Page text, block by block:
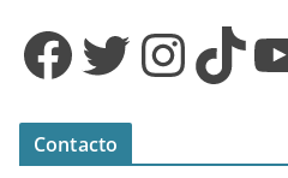
Facebook Twitter InstagramTikTok YouTube
Contacto